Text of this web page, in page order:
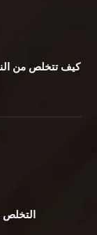
كيف تتخلص من